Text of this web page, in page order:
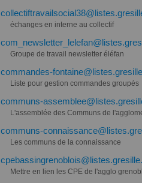
échanges en interne au collectif
Groupe de travail newsletter éléfan
commandes-
Liste pour gestion commandes groupés
communs-
L'assemblée des Communs de
communs-
Les communs de la connaissance
Mettre en lien les CPE de l'agglo